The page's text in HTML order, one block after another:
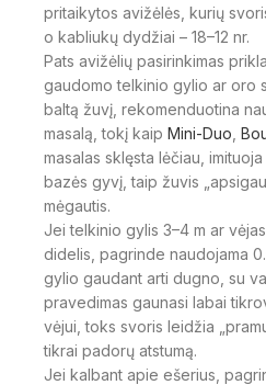
pritaikytos avižėlės, kurių
o kabliukų dydžiai – 18–12 nr.
Pats avižėlių pasirinkimas
gaudomo telkinio gylio ar oro
baltą žuvį, rekomenduotina
masalą, tokį kaip Mini-Duo
masalas sklęsta lėčiau,
bazės gyvį, taip žuvis
mėgautis.
Jei telkinio gylis 3–4 m ar
didelis, pagrinde naudojama
gylio gaudant arti dugno, su
pravedimas gaunasi labai
vėjui, toks svoris leidžia
tikrai padorų atstumą.
Jei kalbant apie ešerius,